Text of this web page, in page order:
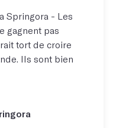
Springora - Les
gagnent pas
tort de croire
Ils sont bien